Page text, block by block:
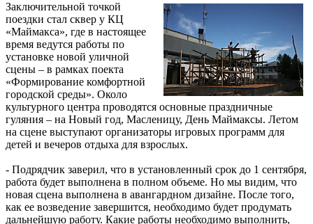
Заключительной точкой
поездки стал сквер у КЦ
«Маймакса», где в настоящее
время ведутся работы по
установке новой уличной
сцены – в рамках поекта
«Формирование комфортной
городской среды». Около
культурного центра проводятся основные праздничные
гуляния – на Новый год, Масленицу, День Маймаксы. Летом
на сцене выступают организаторы игровых программ для
детей и вечеров отдыха для взрослых.
- Подрядчик заверил, что в установленный срок до 1 сентября,
работа будет выполнена в полном объеме. Но мы видим, что
новая сцена выполнена в авангардном дизайне. После того,
как ее возведение завершится, необходимо будет продумать
дальнейшую работу. Какие работы необходимо выполнить,